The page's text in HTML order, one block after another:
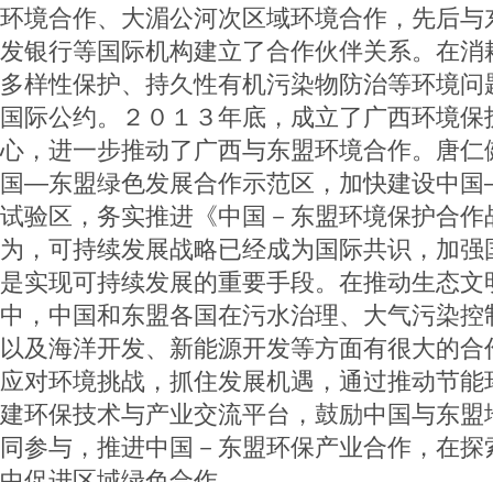
环境合作、大湄公河次区域环境合作，先后
发银行等国际机构建立了合作伙伴关系。在
多样性保护、持久性有机污染物防治等环境
国际公约。２０１３年底，成立了广西环境
心，进一步推动了广西与东盟环境合作。唐
国—东盟绿色发展合作示范区，加快建设中
试验区，务实推进《中国－东盟环境保护合
为，可持续发展战略已经成为国际共识，加
是实现可持续发展的重要手段。在推动生态
中，中国和东盟各国在污水治理、大气污染
以及海洋开发、新能源开发等方面有很大的
应对环境挑战，抓住发展机遇，通过推动节
建环保技术与产业交流平台，鼓励中国与东
同参与，推进中国－东盟环保产业合作，在